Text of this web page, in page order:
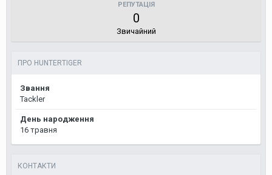
РЕПУТАЦІЯ
0
Звичайний
ПРО HUNTERTIGER
Звання
Tackler
День народження
16 травня
КОНТАКТИ